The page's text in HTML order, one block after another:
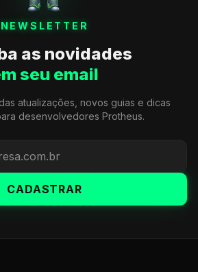
NEWSLETTER
as novidades
seu email
atualizações, novos guias e dicas
desenvolvedores Protheus.
CADASTRAR